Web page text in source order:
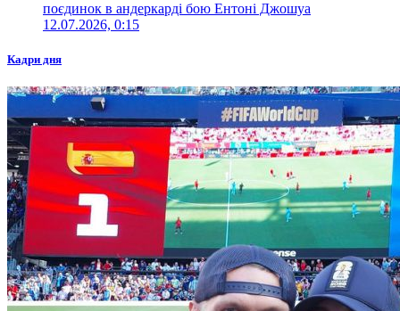
поєдинок в андеркарді бою Ентоні Джошуа
12.07.2026, 0:15
Кадри дня